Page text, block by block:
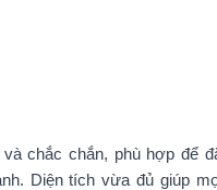
và chắc chắn, phù hợp để
Diện tích vừa đủ giúp